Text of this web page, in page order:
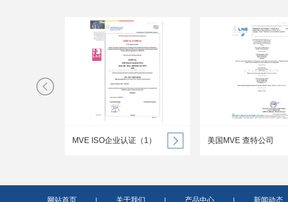
MVE ISO企业认证（1） 美国MVE 查特公司
网站首页 | 关于我们 | 产品中心 | 新闻动态